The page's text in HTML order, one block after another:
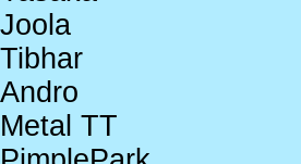
Joola
Tibhar
Andro
Metal TT